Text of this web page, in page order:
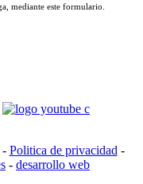
mediante este formulario.
- Politica de privacidad -
- desarrollo web